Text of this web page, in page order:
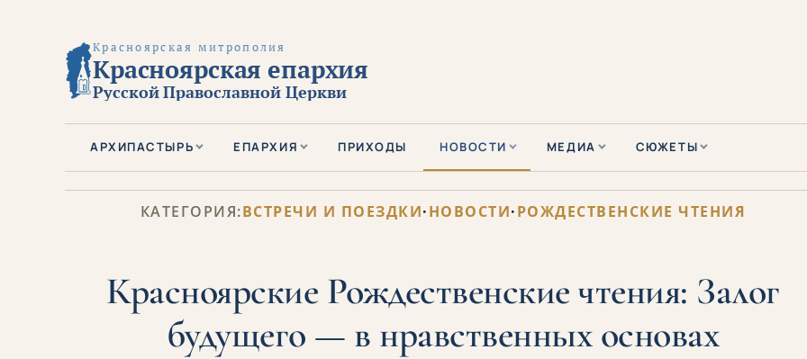
Красноярская митрополия
Красноярская епархия
Русской Православной Церкви
АРХИПАСТЫРЬ ЕПАРХИЯ ПРИХОДЫ НОВОСТИ МЕДИА СЮЖЕТЫ
КАТЕГОРИЯ:ВСТРЕЧИ И ПОЕЗДКИ·НОВОСТИ·РОЖДЕСТВЕНСКИЕ ЧТЕНИЯ
Красноярские Рождественские чтения: Залог
будущего — в нравственных основах